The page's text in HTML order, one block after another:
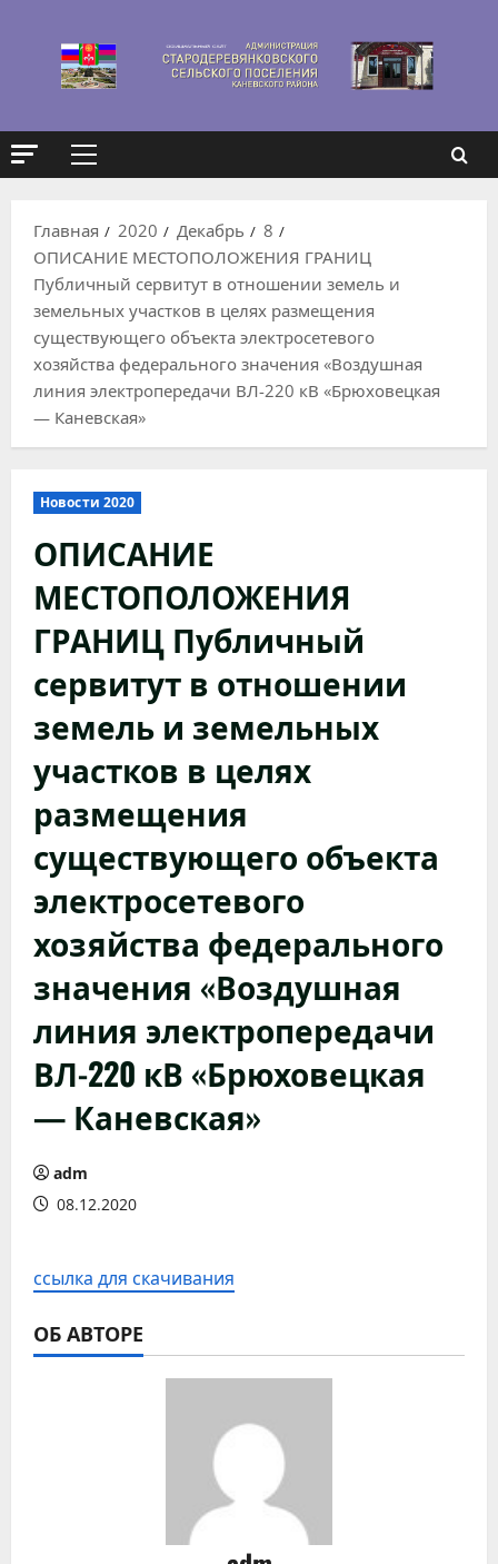
содержимому
Основное
Главная
2020 Декабрь
8
ОПИСАНИЕ МЕСТОПОЛОЖЕНИЯ ГРАНИЦ
Публичный сервитут в отношении земель и
земельных участков в целях размещения
существующего объекта электросетевого
хозяйства федерального значения «Воздушная
линия электропередачи ВЛ-220 кВ «Брюховецкая
— Каневская»
Новости 2020
ОПИСАНИЕ
МЕСТОПОЛОЖЕНИЯ
ГРАНИЦ Публичный
сервитут в отношении
земель и земельных
участков в целях
размещения
существующего объекта
электросетевого
хозяйства федерального
значения «Воздушная
линия электропередачи
ВЛ-220 кВ «Брюховецкая
— Каневская»
adm
08.12.2020
ссылка для скачивания
ОБ АВТОРЕ